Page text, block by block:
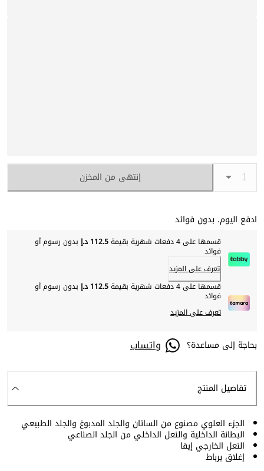
إنتهى من المخزن
ادفع اليوم. بدون فوائد
قسمها على 4 دفعات شهرية بقيمة 112.5 د.إ بدون رسوم أو
فوائد
تعرف على المزيد
قسمها على 4 دفعات شهرية بقيمة
112.5 د.إ بدون رسوم أو
فوائد
تعرف على المزيد
بحاجة إلى مساعدة؟ واتساب
تفاصيل المنتج
الجزء العلوي مصنوع من الساتان والجلد المدبوغ والجلد الطبيعي
البطانة الداخلية والنعل الداخلي من الجلد الصناعي
النعل الخارجي إيفا
إغلاق برباط